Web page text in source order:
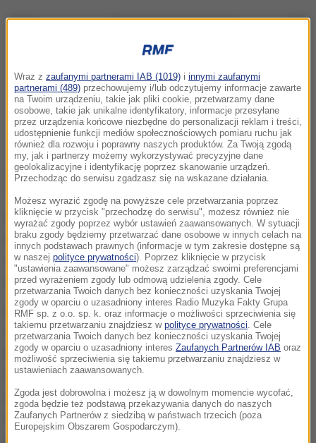
W środę zbierze się sejmowa podkomisja, która na
dobre ma ruszyć z pracami nad obniżeniem wieku
emerytalnego z obecnych 67 lat dla wszystkich do 60
dla kobiet i 65 dla mężczyzn.
Potem prezydenckim projektem ustawy zajmie się
Sejm. już jednak wiadomo, że tak łatwo nie będzie,
bo minister pracy razem z prezes Zakładu
Ubezpieczeń Społecznych będą forsować
ograniczenie tej obniżki wieku emerytalnego - może
się na przykład pojawić zakaz dorabiania przez
Wraz z zaufanymi partnerami IAB (1019) i innymi zaufanymi
partnerami (489) przechowujemy i/lub odczytujemy informacje zawarte
na Twoim urządzeniu, takie jak pliki cookie, przetwarzamy dane
osobowe, takie jak unikalne identyfikatory, informacje przesyłane
przez urządzenia końcowe niezbędne do personalizacji reklam i treści,
udostępnienie funkcji mediów społecznościowych pomiaru ruchu jak
również dla rozwoju i poprawny naszych produktów. Za Twoją zgodą
my, jak i partnerzy możemy wykorzystywać precyzyjne dane
geolokalizacyjne i identyfikację poprzez skanowanie urządzeń.
Przechodząc do serwisu zgadzasz się na wskazane działania.
Możesz wyrazić zgodę na powyższe cele przetwarzania poprzez
kliknięcie w przycisk "przechodzę do serwisu", możesz również nie
wyrażać zgody poprzez wybór ustawień zaawansowanych. W sytuacji
braku zgody będziemy przetwarzać dane osobowe w innych celach na
innych podstawach prawnych (informacje w tym zakresie dostępne są
w naszej polityce prywatności). Poprzez kliknięcie w przycisk
"ustawienia zaawansowane" możesz zarządzać swoimi preferencjami
przed wyrażeniem zgody lub odmową udzielenia zgody. Cele
przetwarzania Twoich danych bez konieczności uzyskania Twojej
zgody w oparciu o uzasadniony interes Radio Muzyka Fakty Grupa
RMF sp. z o.o. sp. k. oraz informacje o możliwości sprzeciwienia się
takiemu przetwarzaniu znajdziesz w polityce prywatności . Cele
przetwarzania Twoich danych bez konieczności uzyskania Twojej
zgody w oparciu o uzasadniony interes Zaufanych Partnerów IAB oraz
możliwość sprzeciwienia się takiemu przetwarzaniu znajdziesz w
ustawieniach zaawansowanych.
Zgoda jest dobrowolna i możesz ją w dowolnym momencie wycofać,
zgoda będzie też podstawą przekazywania danych do naszych
Zaufanych Partnerów z siedzibą w państwach trzecich (poza
Europejskim Obszarem Gospodarczym).